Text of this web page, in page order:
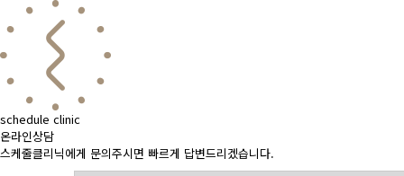
schedule clinic
온라인상담
스케줄클리닉에게 문의주시면 빠르게 답변드리겠습니다.